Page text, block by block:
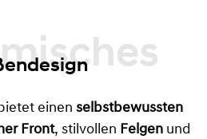
einen selbstbewussten
Front, stilvollen Felgen und